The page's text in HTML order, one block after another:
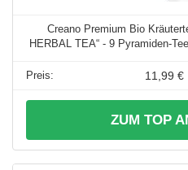
Creano Premium Bio
HERBAL TEA“ - 9 Pyramiden-
11,99 €
ZUM TOP